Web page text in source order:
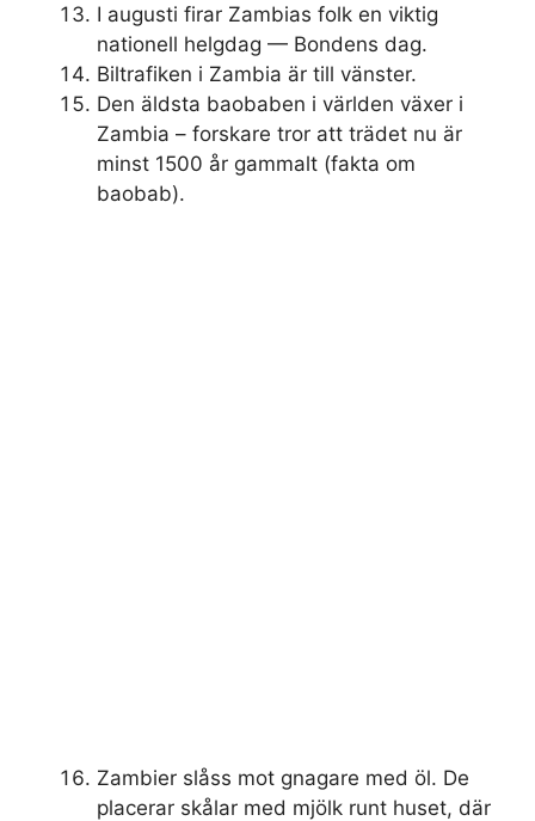
I augusti firar Zambias folk en viktig
nationell helgdag — Bondens dag.
Biltrafiken i Zambia är till vänster.
Den äldsta baobaben i världen växer i
Zambia – forskare tror att trädet nu är
minst 1500 år gammalt (fakta om
baobab).
Zambier slåss mot gnagare med öl. De
placerar skålar med mjölk runt huset, där